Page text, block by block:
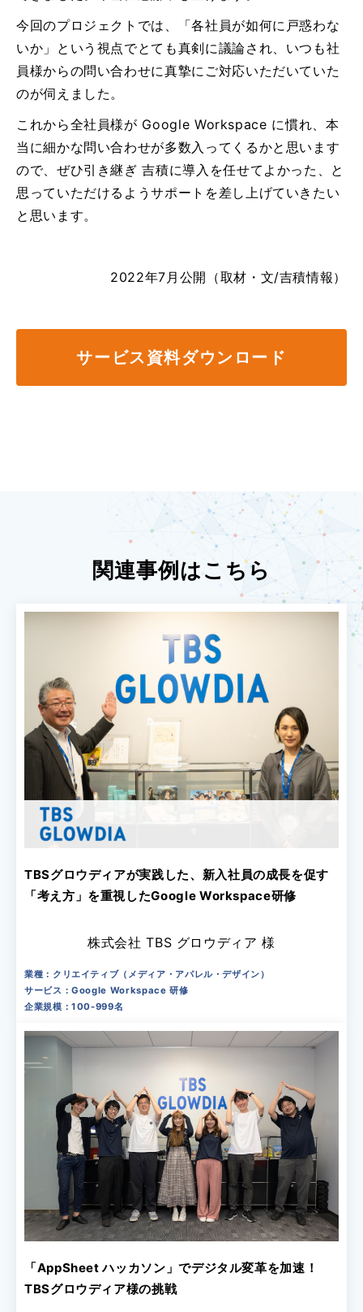
今回のプロジェクトでは、「各社員が如何に戸惑わな
いか」という視点でとても真剣に議論され、いつも社
員様からの問い合わせに真摯にご対応いただいていた
のが伺えました。
これから全社員様が Google Workspace に慣れ、本
当に細かな問い合わせが多数入ってくるかと思います
ので、ぜひ引き継ぎ 吉積に導入を任せてよかった、と
思っていただけるようサポートを差し上げていきたい
と思います。
2022年7月公開（取材・文/吉積情報）
サービス資料ダウンロード
関連事例はこちら
TBSグロウディアが実践した、新入社員の成長を促す
「考え方」を重視したGoogle Workspace研修
株式会社 TBS グロウディア 様
業種：クリエイティブ（メディア・アパレル・デザイン）
サービス：Google Workspace 研修
企業規模：100-999名
「AppSheet ハッカソン」でデジタル変革を加速！
TBSグロウディア様の挑戦